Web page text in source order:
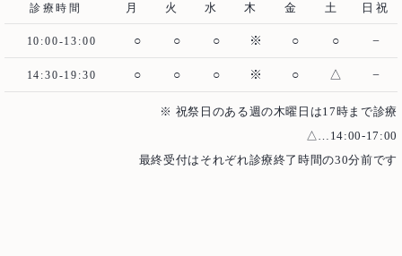
お知らせ News
ブログBlog
診療時間 月 火 水 木 金 土 日祝
10:00-13:00 ○ ○ ○ ※ ○ ○ −
14:30-19:30 ○ ○ ○ ※ ○ △ −
※ 祝祭日のある週の木曜日は17時まで診療
△…14:00-17:00
最終受付はそれぞれ診療終了時間の30分前です